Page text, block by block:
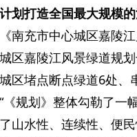
计划打造全国最大规模
《南充市中心城区嘉陵
区嘉陵江风景绿道规
区堵点断点绿道6处
“《规划》整体勾勒了一
山水性、连续性、便